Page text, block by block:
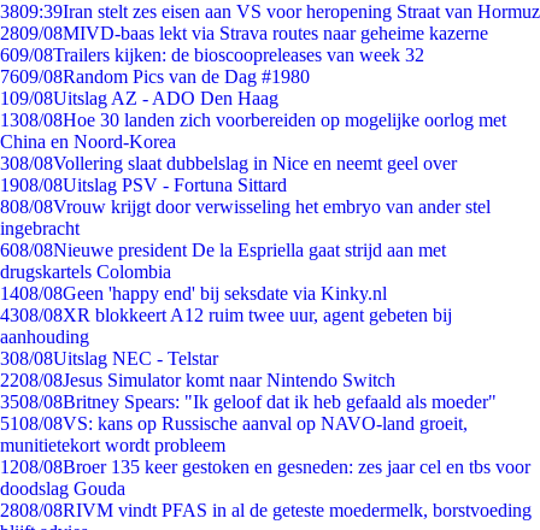
3809:39Iran stelt zes eisen aan VS voor heropening Straat van Hormuz
2809/08MIVD-baas lekt via Strava routes naar geheime kazerne
609/08Trailers kijken: de bioscoopreleases van week 32
7609/08Random Pics van de Dag #1980
109/08Uitslag AZ - ADO Den Haag
1308/08Hoe 30 landen zich voorbereiden op mogelijke oorlog met
China en Noord-Korea
308/08Vollering slaat dubbelslag in Nice en neemt geel over
1908/08Uitslag PSV - Fortuna Sittard
808/08Vrouw krijgt door verwisseling het embryo van ander stel
ingebracht
608/08Nieuwe president De la Espriella gaat strijd aan met
drugskartels Colombia
1408/08Geen 'happy end' bij seksdate via Kinky.nl
4308/08XR blokkeert A12 ruim twee uur, agent gebeten bij
aanhouding
308/08Uitslag NEC - Telstar
2208/08Jesus Simulator komt naar Nintendo Switch
3508/08Britney Spears: "Ik geloof dat ik heb gefaald als moeder"
5108/08VS: kans op Russische aanval op NAVO-land groeit,
munitietekort wordt probleem
1208/08Broer 135 keer gestoken en gesneden: zes jaar cel en tbs voor
doodslag Gouda
2808/08RIVM vindt PFAS in al de geteste moedermelk, borstvoeding